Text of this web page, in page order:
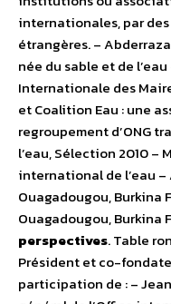
internationales, par
étrangères. –
née du sable et de
Internationale des
et Coalition Eau : une
regroupement d’ONG
l’eau, Sélection 2010 –
international de l’eau –
Ouagadougou, Burkina
Ouagadougou, Burkina
perspectives. Table
Président et co-
participation de : –